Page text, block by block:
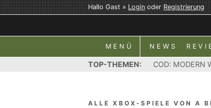
Hallo Gast »LoginoderRegistrierung
MENÜ NEWS
TOP-THEMEN: COD: MODERN
ALLE XBOX-SPIELE VON A